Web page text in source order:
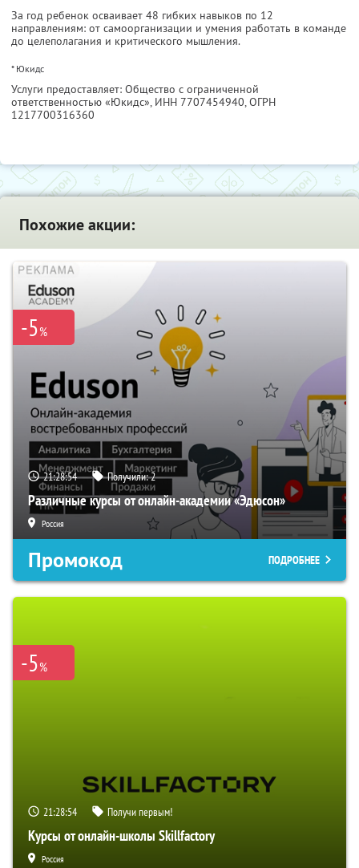
За год ребенок осваивает 48 гибких навыков по 12
направлениям: от самоорганизации и умения работать в команде
до целеполагания и критического мышления.
* Юкидс
Услуги предоставляет: Общество с ограниченной
ответственностью «Юкидс», ИНН 7707454940, ОГРН
1217700316360
Похожие акции:
-5%
21:28:53 Получили:2
Различные курсы от онлайн-академии «Эдюсон»
Россия
Промокод ПОДРОБНЕЕ
-5%
21:28:53 Получи первым!
Курсы от онлайн-школы Skillfactory
Россия